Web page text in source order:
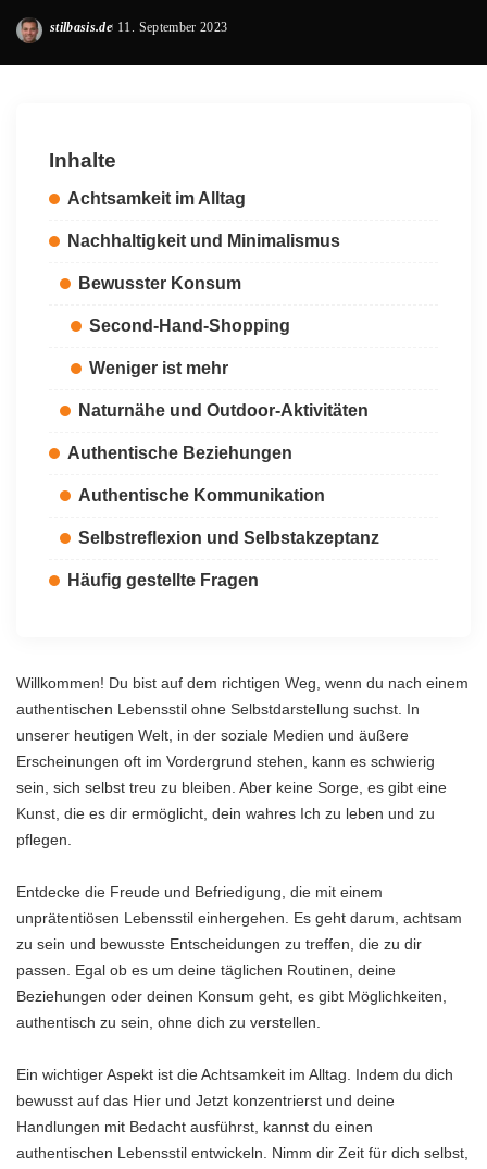
Posted
stilbasis.de 11. September 2023
Inhalte
Achtsamkeit im Alltag
Nachhaltigkeit und Minimalismus
Bewusster Konsum
Second-Hand-Shopping
Weniger ist mehr
Naturnähe und Outdoor-Aktivitäten
Authentische Beziehungen
Authentische Kommunikation
Selbstreflexion und Selbstakzeptanz
Häufig gestellte Fragen
Willkommen! Du bist auf dem richtigen Weg, wenn du nach einem
authentischen Lebensstil ohne Selbstdarstellung suchst. In
unserer heutigen Welt, in der soziale Medien und äußere
Erscheinungen oft im Vordergrund stehen, kann es schwierig
sein, sich selbst treu zu bleiben. Aber keine Sorge, es gibt eine
Kunst, die es dir ermöglicht, dein wahres Ich zu leben und zu
pflegen.
Entdecke die Freude und Befriedigung, die mit einem
unprätentiösen Lebensstil einhergehen. Es geht darum, achtsam
zu sein und bewusste Entscheidungen zu treffen, die zu dir
passen. Egal ob es um deine täglichen Routinen, deine
Beziehungen oder deinen Konsum geht, es gibt Möglichkeiten,
authentisch zu sein, ohne dich zu verstellen.
Ein wichtiger Aspekt ist die Achtsamkeit im Alltag. Indem du dich
bewusst auf das Hier und Jetzt konzentrierst und deine
Handlungen mit Bedacht ausführst, kannst du einen
authentischen Lebensstil entwickeln. Nimm dir Zeit für dich selbst,